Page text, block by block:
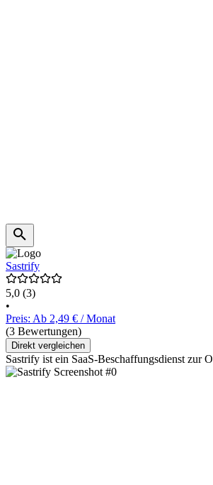
Sastrify
5,0 (3)
•
Preis: Ab 2,49 € / Monat
(3 Bewertungen)
Direkt vergleichen
Sastrify ist ein SaaS-Beschaffungsdienst